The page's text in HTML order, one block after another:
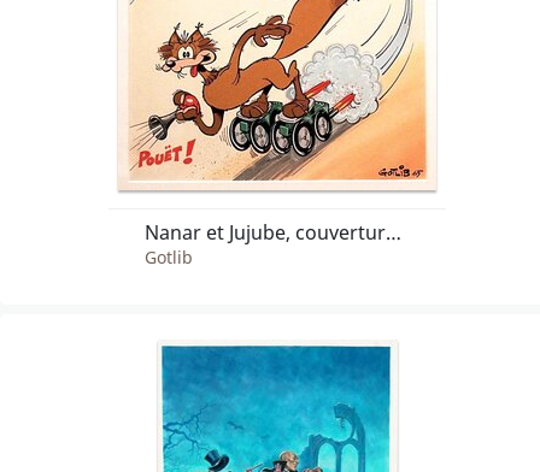
Nanar et Jujube, couverture de Vaillant de 1965 (couleur par Gotlib)
Gotlib